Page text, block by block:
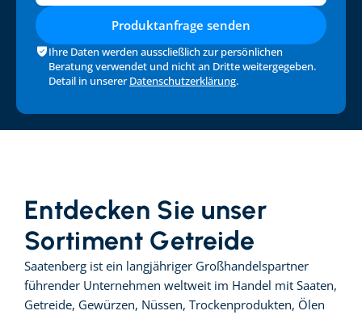
Produktanfrage senden
Ihre Daten werden ausscließlich zur persönlichen
Beratung verwendet und nicht an Dritte weitergegeben.
Detail in unserer Datenschutzerklärung.
Entdecken Sie unser
Sortiment Getreide
Saatenberg ist ein langjähriger Großhandelspartner
führender Unternehmen weltweit im Handel mit Saaten,
Getreide, Gewürzen, Nüssen, Trockenprodukten, Ölen